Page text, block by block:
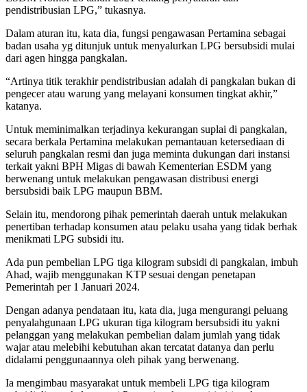
pendistribusian LPG,” tukasnya.
Dalam aturan itu, kata dia, fungsi pengawasan Pertamina sebagai
badan usaha yg ditunjuk untuk menyalurkan LPG bersubsidi mulai
dari agen hingga pangkalan.
“Artinya titik terakhir pendistribusian adalah di pangkalan bukan di
pengecer atau warung yang melayani konsumen tingkat akhir,”
katanya.
Untuk meminimalkan terjadinya kekurangan suplai di pangkalan,
secara berkala Pertamina melakukan pemantauan ketersediaan di
seluruh pangkalan resmi dan juga meminta dukungan dari instansi
terkait yakni BPH Migas di bawah Kementerian ESDM yang
berwenang untuk melakukan pengawasan distribusi energi
bersubsidi baik LPG maupun BBM.
Selain itu, mendorong pihak pemerintah daerah untuk melakukan
penertiban terhadap konsumen atau pelaku usaha yang tidak berhak
menikmati LPG subsidi itu.
Ada pun pembelian LPG tiga kilogram subsidi di pangkalan, imbuh
Ahad, wajib menggunakan KTP sesuai dengan penetapan
Pemerintah per 1 Januari 2024.
Dengan adanya pendataan itu, kata dia, juga mengurangi peluang
penyalahgunaan LPG ukuran tiga kilogram bersubsidi itu yakni
pelanggan yang melakukan pembelian dalam jumlah yang tidak
wajar atau melebihi kebutuhan akan tercatat datanya dan perlu
didalami penggunaannya oleh pihak yang berwenang.
Ia mengimbau masyarakat untuk membeli LPG tiga kilogram